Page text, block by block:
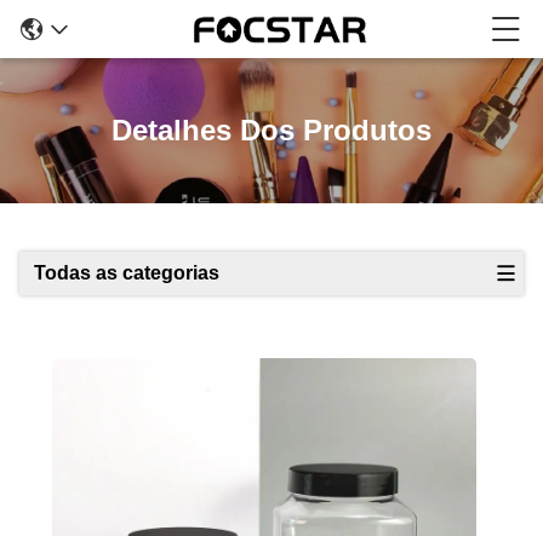
Detalhes Dos Produtos
Todas as categorias